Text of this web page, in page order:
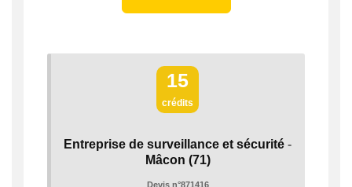
15
crédits
Entreprise de surveillance et sécurité -
Mâcon (71)
Devis n°871416